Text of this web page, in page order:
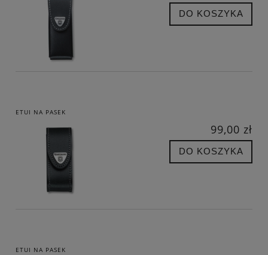
DO KOSZYKA
ETUI NA PASEK
99,00 zł
DO KOSZYKA
ETUI NA PASEK